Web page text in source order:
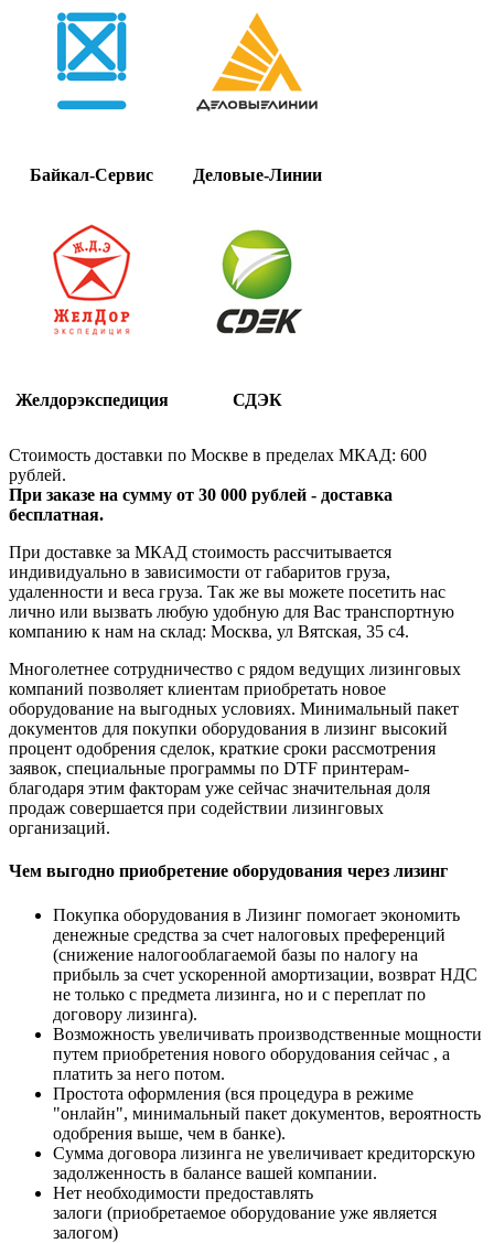
Байкал-Сервис Деловые-Линии
Желдорэкспедиция СДЭК
Стоимость доставки по Москве в пределах МКАД: 600
рублей.
При заказе на сумму от 30 000 рублей - доставка
бесплатная.
При доставке за МКАД стоимость рассчитывается
индивидуально в зависимости от габаритов груза,
удаленности и веса груза. Так же вы можете посетить нас
лично или вызвать любую удобную для Вас транспортную
компанию к нам на склад: Москва, ул Вятская, 35 c4.
Многолетнее сотрудничество с рядом ведущих лизинговых
компаний позволяет клиентам приобретать новое
оборудование на выгодных условиях. Минимальный пакет
документов для покупки оборудования в лизинг высокий
процент одобрения сделок, краткие сроки рассмотрения
заявок, специальные программы по DTF принтерам-
благодаря этим факторам уже сейчас значительная доля
продаж совершается при содействии лизинговых
организаций.
Чем выгодно приобретение оборудования через лизинг
Покупка оборудования в Лизинг помогает экономить
денежные средства за счет налоговых преференций
(снижение налогооблагаемой базы по налогу на
прибыль за счет ускоренной амортизации, возврат НДС
не только с предмета лизинга, но и с переплат по
договору лизинга).
Возможность увеличивать производственные мощности
путем приобретения нового оборудования сейчас , а
платить за него потом.
Простота оформления (вся процедура в режиме
"онлайн", минимальный пакет документов, вероятность
одобрения выше, чем в банке).
Сумма договора лизинга не увеличивает кредиторскую
задолженность в балансе вашей компании.
Нет необходимости предоставлять
залоги (приобретаемое оборудование уже является
залогом)